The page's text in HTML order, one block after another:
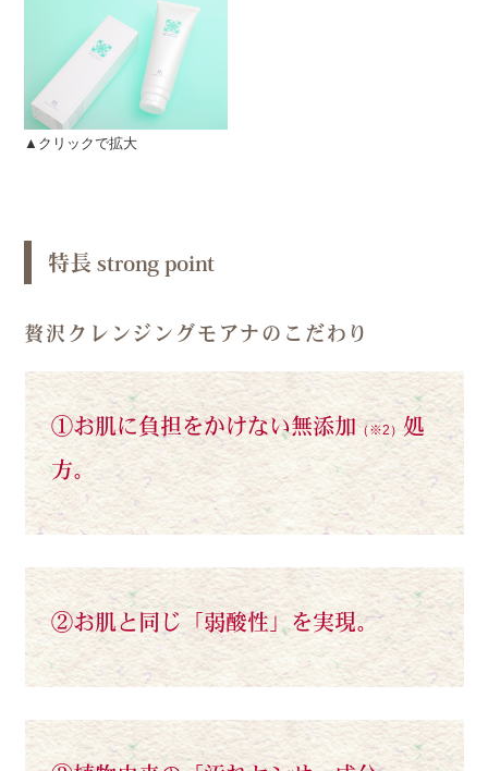
▲クリックで拡大
特長 strong point
贅沢クレンジングモアナのこだわり
①お肌に負担をかけない無添加（※2）処
方。
②お肌と同じ「弱酸性」を実現。